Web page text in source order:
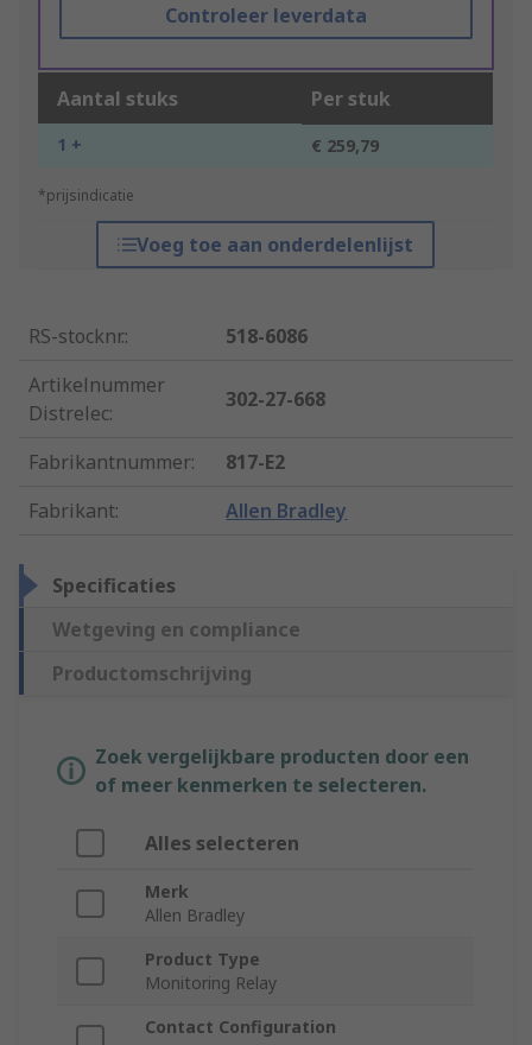
Controleer leverdata
Aantal stuks Per stuk
1 + € 259,79
*prijsindicatie
Voeg toe aan onderdelenlijst
RS-stocknr.:
518-6086
Artikelnummer
Distrelec:
302-27-668
Fabrikantnummer:
817-E2
Fabrikant: Allen Bradley
Specificaties
Wetgeving en compliance
Productomschrijving
Zoek vergelijkbare producten door een
of meer kenmerken te selecteren.
Alles selecteren
Merk
Allen Bradley
Product Type
Monitoring Relay
Contact Configuration